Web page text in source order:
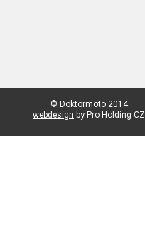
© Doktormoto 2014
webdesign by Pro Holding CZ